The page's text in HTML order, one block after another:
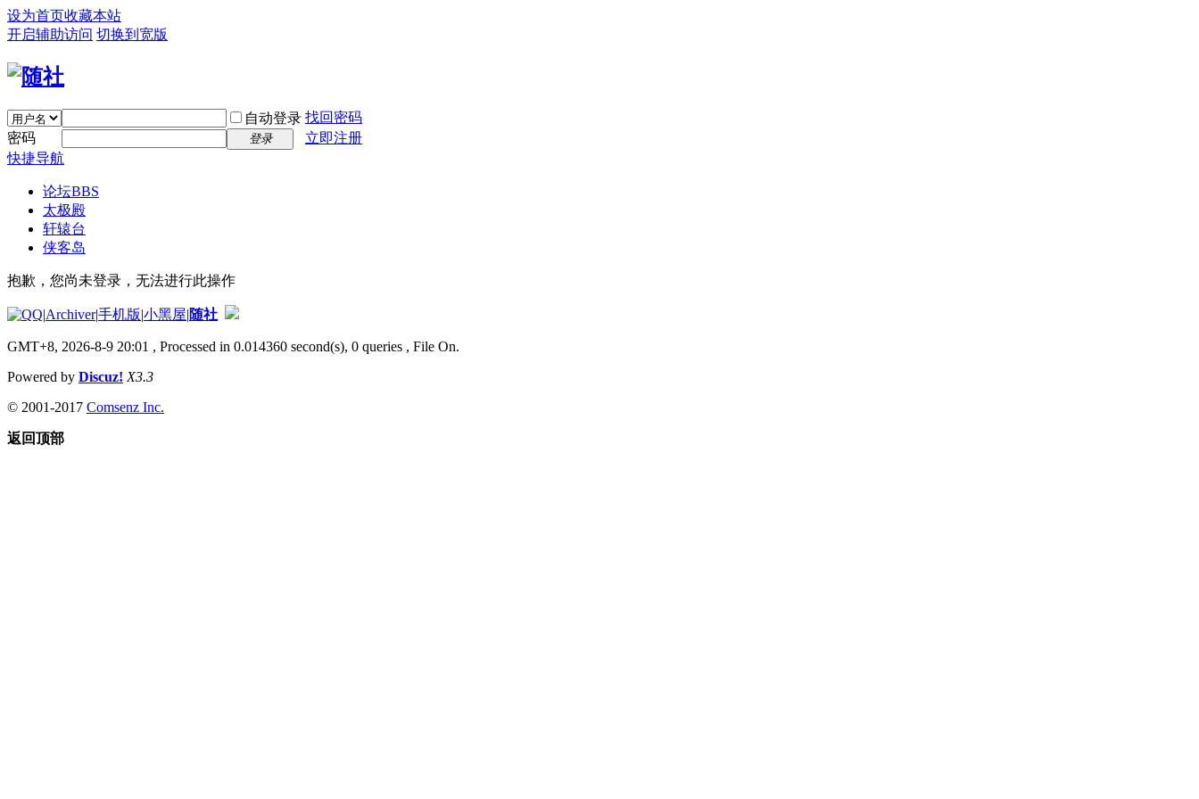
设为首页收藏本站
开启辅助访问 切换到宽版
自动登录 找回密码
密码
登录
立即注册
快捷导航
论坛BBS
太极殿
轩辕台
侠客岛
抱歉，您尚未登录，无法进行此操作
|Archiver|手机版|小黑屋|随社
GMT+8, 2026-8-9 20:01 , Processed in 0.014360 second(s), 0 queries , File On.
Powered by Discuz! X3.3
© 2001-2017 Comsenz Inc.
返回顶部